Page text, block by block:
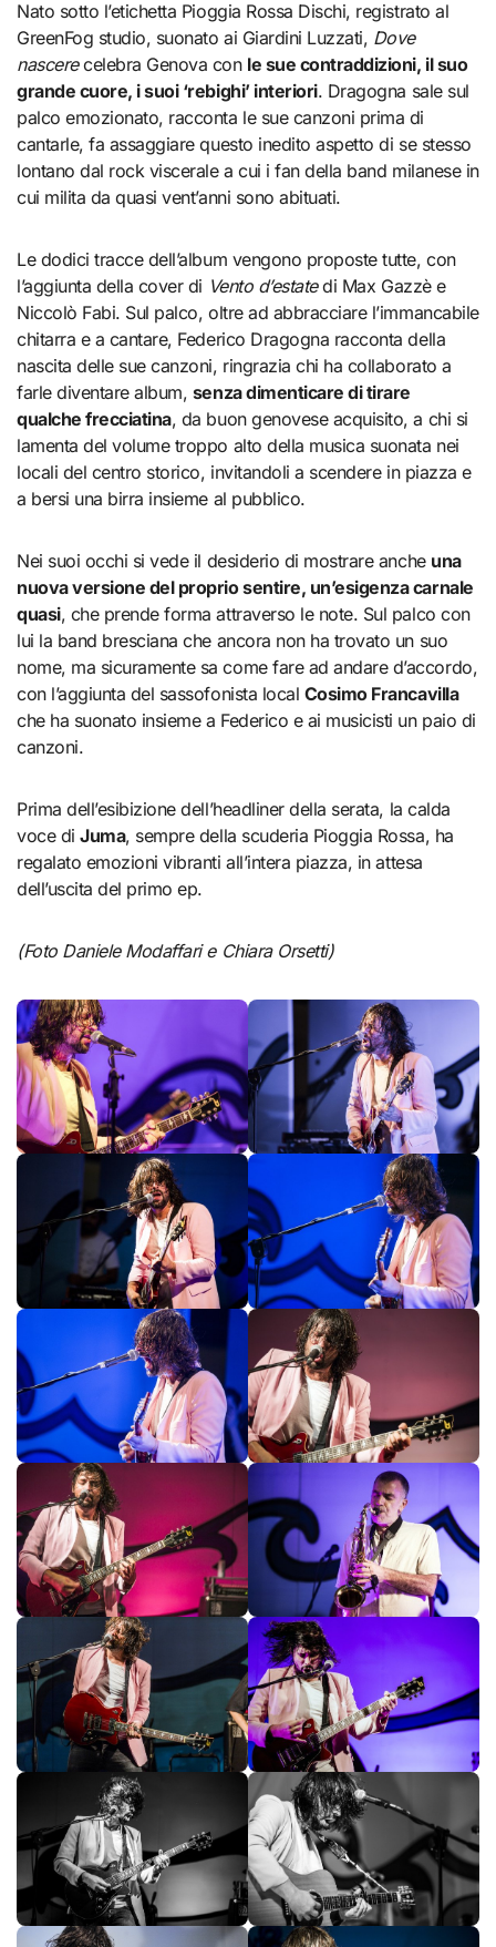
Nato sotto l’etichetta Pioggia Rossa Dischi, registrato al
GreenFog studio, suonato ai Giardini Luzzati, Dove
nascerecelebra Genova con le sue contraddizioni, il suo
grande cuore, i suoi ‘rebighi’ interiori. Dragogna sale sul
palco emozionato, racconta le sue canzoni prima di
cantarle, fa assaggiare questo inedito aspetto di se stesso
lontano dal rock viscerale a cui i fan della band milanese in
cui milita da quasi vent’anni sono abituati.
Le dodici tracce dell’album vengono proposte tutte, con
l’aggiunta della cover di Vento d’estatedi Max Gazzè e
Niccolò Fabi. Sul palco, oltre ad abbracciare l’immancabile
chitarra e a cantare, Federico Dragogna racconta della
nascita delle sue canzoni, ringrazia chi ha collaborato a
farle diventare album, senza dimenticare di tirare
qualche frecciatina, da buon genovese acquisito, a chi si
lamenta del volume troppo alto della musica suonata nei
locali del centro storico, invitandoli a scendere in piazza e
a bersi una birra insieme al pubblico.
Nei suoi occhi si vede il desiderio di mostrare anche una
nuova versione del proprio sentire, un’esigenza carnale
quasi, che prende forma attraverso le note. Sul palco con
lui la band bresciana che ancora non ha trovato un suo
nome, ma sicuramente sa come fare ad andare d’accordo,
con l’aggiunta del sassofonista local Cosimo Francavilla
che ha suonato insieme a Federico e ai musicisti un paio di
canzoni.
Prima dell’esibizione dell’headliner della serata, la calda
voce diJuma, sempre della scuderia Pioggia Rossa, ha
regalato emozioni vibranti all’intera piazza, in attesa
dell’uscita del primo ep.
(Foto Daniele Modaffari e Chiara Orsetti)